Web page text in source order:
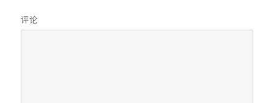
评论